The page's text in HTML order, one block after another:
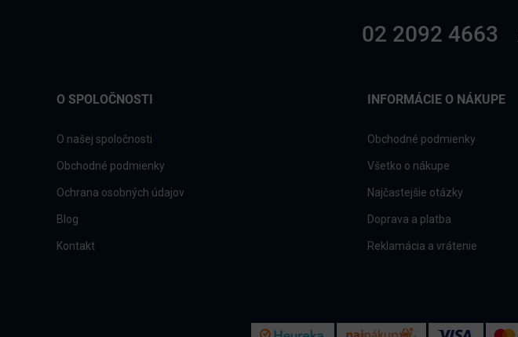
02 2092 4663
O SPOLOČNOSTI
O našej spoločnosti
Obchodné podmienky
Ochrana osobných údajov
Blog
Kontakt
INFORMÁCIE O NÁKUPE
Obchodné podmienky
Všetko o nákupe
Najčastejšie otázky
Doprava a platba
Reklamácia a vrátenie